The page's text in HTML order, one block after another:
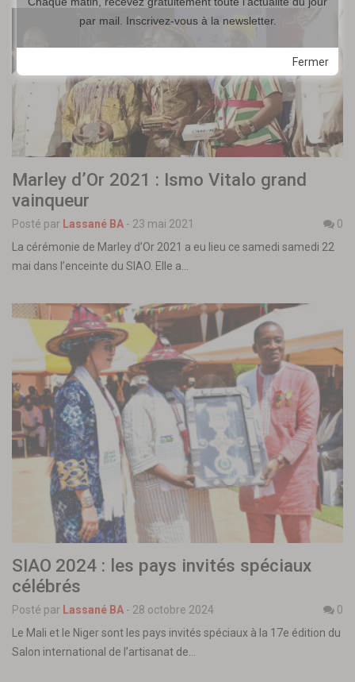
Marley d’Or 2021 : Ismo Vitalo grand
vainqueur
Posté par Lassané BA - 23 mai 2021
0
La cérémonie de Marley d’Or 2021 a eu lieu ce samedi samedi 22
mai dans l’enceinte du SIAO. Elle a…
SIAO 2024 : les pays invités spéciaux
célébrés
Posté par Lassané BA - 28 octobre 2024
0
Le Mali et le Niger sont les pays invités spéciaux à la 17e édition du
Salon international de l’artisanat de…
Fermer
par mail. Inscrivez-vous à la newsletter.